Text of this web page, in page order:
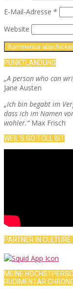
E-Mail-Adresse *
Website
PUNKTLANDUNG
„A person who can
Jane Austen
„Ich bin begabt im
dass ich im Namen
wohler.“Max Frisch
WEIL’S SO TOLL IST
PARTNER IN CULTURE
MEINE
RUDIMENTÄR